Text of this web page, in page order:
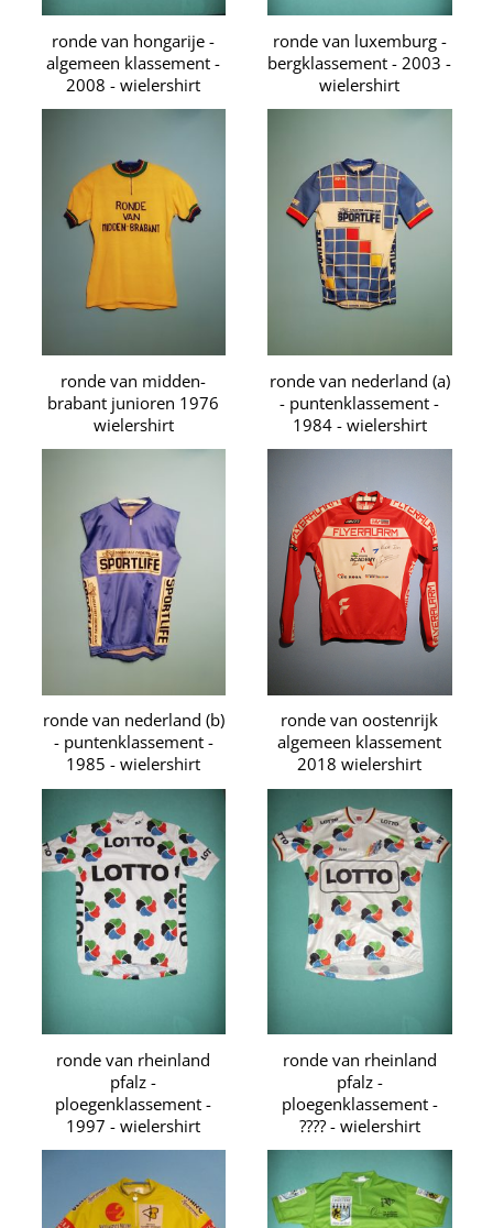
ronde van hongarije -
algemeen klassement -
2008 - wielershirt
ronde van luxemburg -
bergklassement - 2003 -
wielershirt
ronde van midden-
brabant junioren 1976
wielershirt
ronde van nederland (a)
- puntenklassement -
1984 - wielershirt
ronde van nederland (b)
- puntenklassement -
1985 - wielershirt
ronde van oostenrijk
algemeen klassement
2018 wielershirt
ronde van rheinland
pfalz -
ploegenklassement -
1997 - wielershirt
ronde van rheinland
pfalz -
ploegenklassement -
???? - wielershirt